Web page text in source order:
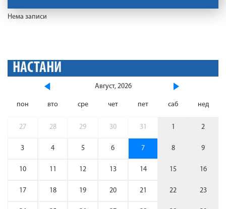
Нема записи
НАСТАНИ
Август, 2026
пон вто сре чет пет саб нед
27 28 29 30 31 1 2
3 4 5 6 7 8 9
10 11 12 13 14 15 16
17 18 19 20 21 22 23